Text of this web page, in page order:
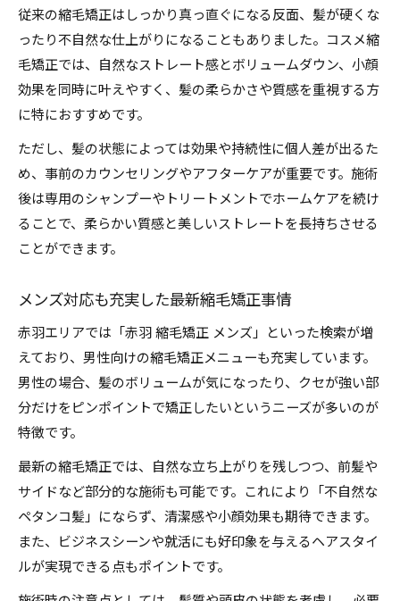
従来の縮毛矯正はしっかり真っ直ぐになる反面、髪が硬くな
ったり不自然な仕上がりになることもありました。コスメ縮
毛矯正では、自然なストレート感とボリュームダウン、小顔
効果を同時に叶えやすく、髪の柔らかさや質感を重視する方
に特におすすめです。
ただし、髪の状態によっては効果や持続性に個人差が出るた
め、事前のカウンセリングやアフターケアが重要です。施術
後は専用のシャンプーやトリートメントでホームケアを続け
ることで、柔らかい質感と美しいストレートを長持ちさせる
ことができます。
メンズ対応も充実した最新縮毛矯正事情
赤羽エリアでは「赤羽 縮毛矯正 メンズ」といった検索が増
えており、男性向けの縮毛矯正メニューも充実しています。
男性の場合、髪のボリュームが気になったり、クセが強い部
分だけをピンポイントで矯正したいというニーズが多いのが
特徴です。
最新の縮毛矯正では、自然な立ち上がりを残しつつ、前髪や
サイドなど部分的な施術も可能です。これにより「不自然な
ペタンコ髪」にならず、清潔感や小顔効果も期待できます。
また、ビジネスシーンや就活にも好印象を与えるヘアスタイ
ルが実現できる点もポイントです。